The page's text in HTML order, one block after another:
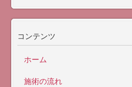
コンテンツ
ホーム
施術の流れ